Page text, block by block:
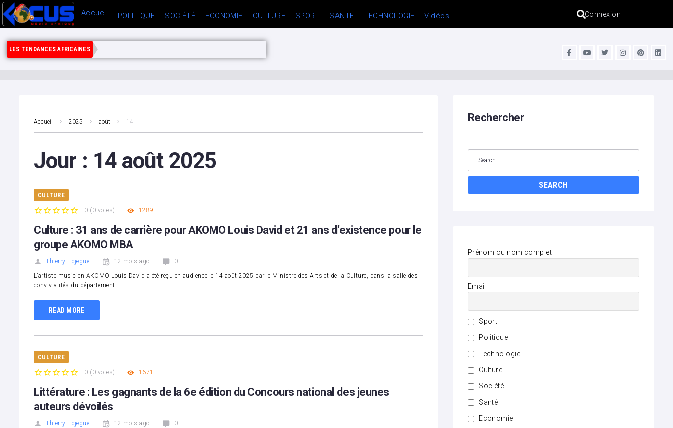
Accueil POLITIQUE SOCIÉTÉ ECONOMIE CULTURE SPORT SANTE TECHNOLOGIE Vidéos Connexion
LES TENDANCES AFRICAINES
Accueil 2025 août 14
Jour : 14 août 2025
CULTURE
0 ( 0 votes) 1289
Culture : 31 ans de carrière pour AKOMO Louis David et 21 ans d’existence pour le
groupe AKOMO MBA
Thierry Edjegue 12 mois ago 0
L’artiste musicien AKOMO Louis David a été reçu en audience le 14 août 2025 par le Ministre des Arts et de la Culture, dans la salle des
convivialités du département…
READ MORE
CULTURE
0 ( 0 votes) 1671
Littérature : Les gagnants de la 6e édition du Concours national des jeunes
auteurs dévoilés
Thierry Edjegue 12 mois ago 0
Rechercher
SEARCH
Prénom ou nom complet
Email
Sport
Politique
Technologie
Culture
Société
Santé
Economie